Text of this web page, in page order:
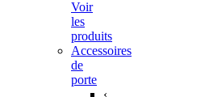
Voir
les
produits
Accessoires
de
porte
‹